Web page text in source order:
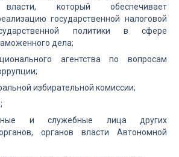
власти, который обеспечивает
государственной налоговой
политики в сфере
дела;
агентства по вопросам
избирательной комиссии;
и служебные лица других
органов власти Автономной